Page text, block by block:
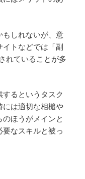
もしれないが、意
トなどでは「副
れていることが多
るというタスク
には適切な相槌や
ほうがメインと
なスキルと被っ